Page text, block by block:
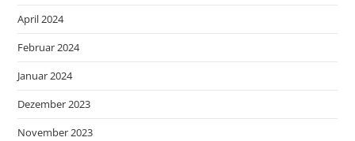
April 2024
Februar 2024
Januar 2024
Dezember 2023
November 2023